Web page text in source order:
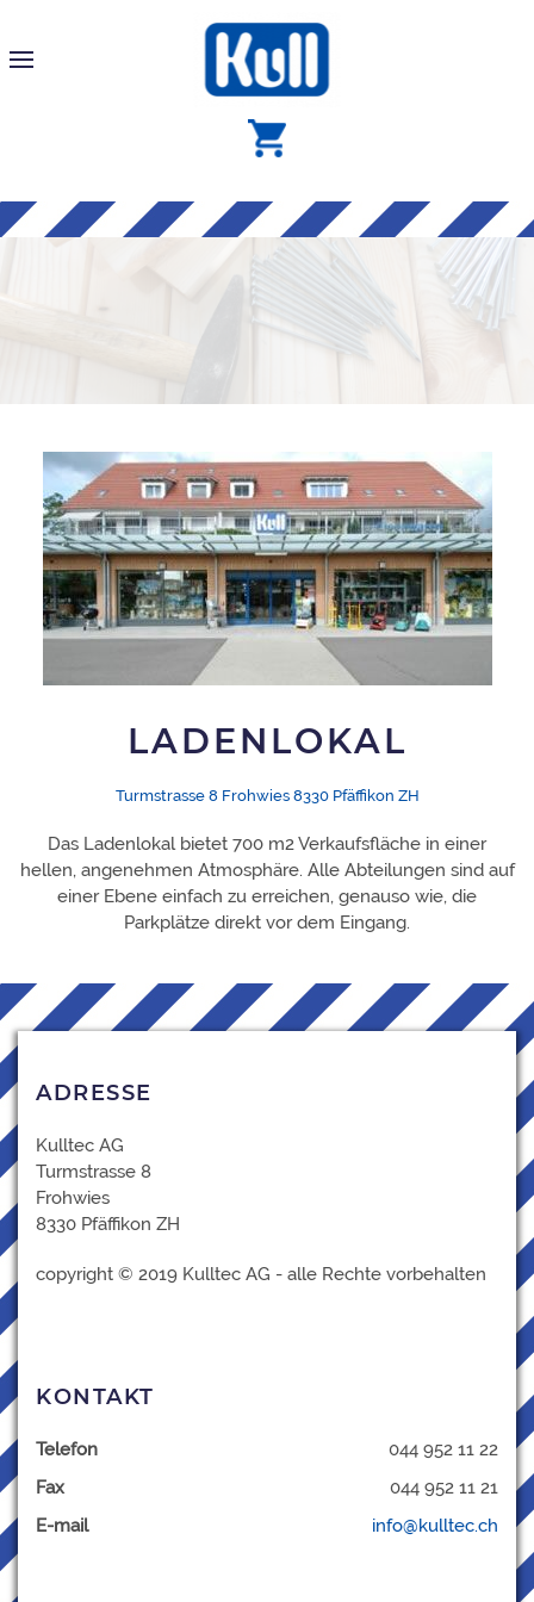
LADENLOKAL
Turmstrasse 8 Frohwies 8330 Pfäffikon ZH
Das Ladenlokal bietet 700 m2 Verkaufsfläche in einer
hellen, angenehmen Atmosphäre. Alle Abteilungen sind auf
einer Ebene einfach zu erreichen, genauso wie, die
Parkplätze direkt vor dem Eingang.
ADRESSE
Kulltec AG
Turmstrasse 8
Frohwies
8330 Pfäffikon ZH
copyright © 2019 Kulltec AG - alle Rechte vorbehalten
KONTAKT
Telefon
044 952 11 22
Fax
044 952 11 21
E-mail
info@kulltec.ch